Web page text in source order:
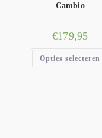
Cambio
€179,95
Opties selecteren